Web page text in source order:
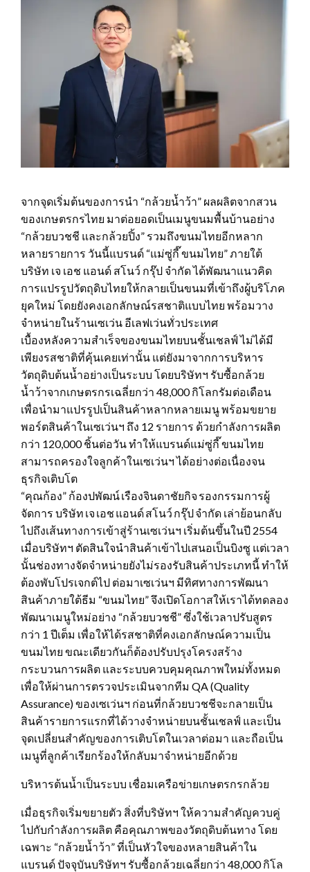
จากจุดเริ่มต้นของการนำ “กล้วยน้ำว้า” ผลผลิตจากสวน
ของเกษตรกรไทย มาต่อยอดเป็นเมนูขนมพื้นบ้านอย่าง
“กล้วยบวชชี และกล้วยปิ้ง” รวมถึงขนมไทยอีกหลาก
หลายรายการ วันนี้แบรนด์ “แม่ซู่กี๊ ขนมไทย” ภายใต้
บริษัท เจ เอช แอนด์ สโนว์ กรุ๊ป จำกัด ได้พัฒนาแนวคิด
การแปรรูปวัตถุดิบไทยให้กลายเป็นขนมที่เข้าถึงผู้บริโภค
ยุคใหม่ โดยยังคงเอกลักษณ์รสชาติแบบไทย พร้อมวาง
จำหน่ายในร้านเซเว่น อีเลฟเว่นทั่วประเทศ
เบื้องหลังความสำเร็จของขนมไทยบนชั้นเชลฟ์ ไม่ได้มี
เพียงรสชาติที่คุ้นเคยเท่านั้น แต่ยังมาจากการบริหาร
วัตถุดิบต้นน้ำอย่างเป็นระบบ โดยบริษัทฯ รับซื้อกล้วย
น้ำว้าจากเกษตรกรเฉลี่ยกว่า 48,000 กิโลกรัมต่อเดือน
เพื่อนำมาแปรรูปเป็นสินค้าหลากหลายเมนู พร้อมขยาย
พอร์ตสินค้าในเซเว่นฯ ถึง 12 รายการ ด้วยกำลังการผลิต
กว่า 120,000 ชิ้นต่อวัน ทำให้แบรนด์แม่ซู่กี๊ ขนมไทย
สามารถครองใจลูกค้าในเซเว่นฯ ได้อย่างต่อเนื่องจน
ธุรกิจเติบโต
“คุณก้อง” ก้องปพัฒน์ เรืองจินดาชัยกิจ รองกรรมการผู้
จัดการ บริษัท เจ เอช แอนด์ สโนว์ กรุ๊ป จำกัด เล่าย้อนกลับ
ไปถึงเส้นทางการเข้าสู่ร้านเซเว่นฯ เริ่มต้นขึ้นในปี 2554
เมื่อบริษัทฯ ตัดสินใจนำสินค้าเข้าไปเสนอเป็นบิงซู แต่เวลา
นั้นช่องทางจัดจำหน่ายยังไม่รองรับสินค้าประเภทนี้ ทำให้
ต้องพับโปรเจกต์ไป ต่อมาเซเว่นฯ มีทิศทางการพัฒนา
สินค้าภายใต้ธีม “ขนมไทย” จึงเปิดโอกาสให้เราได้ทดลอง
พัฒนาเมนูใหม่อย่าง “กล้วยบวชชี” ซึ่งใช้เวลาปรับสูตร
กว่า 1 ปีเต็ม เพื่อให้ได้รสชาติที่คงเอกลักษณ์ความเป็น
ขนมไทย ขณะเดียวกันก็ต้องปรับปรุงโครงสร้าง
กระบวนการผลิต และระบบควบคุมคุณภาพใหม่ทั้งหมด
เพื่อให้ผ่านการตรวจประเมินจากทีม QA (Quality
Assurance) ของเซเว่นฯ ก่อนที่กล้วยบวชชีจะกลายเป็น
สินค้ารายการแรกที่ได้วางจำหน่ายบนชั้นเชลฟ์ และเป็น
จุดเปลี่ยนสำคัญของการเติบโตในเวลาต่อมา และถือเป็น
เมนูที่ลูกค้าเรียกร้องให้กลับมาจำหน่ายอีกด้วย
บริหารต้นน้ำเป็นระบบ เชื่อมเครือข่ายเกษตรกรกล้วย
เมื่อธุรกิจเริ่มขยายตัว สิ่งที่บริษัทฯ ให้ความสำคัญควบคู่
ไปกับกำลังการผลิต คือคุณภาพของวัตถุดิบต้นทาง โดย
เฉพาะ “กล้วยน้ำว้า” ที่เป็นหัวใจของหลายสินค้าใน
แบรนด์ ปัจจุบันบริษัทฯ รับซื้อกล้วยเฉลี่ยกว่า 48,000 กิโล